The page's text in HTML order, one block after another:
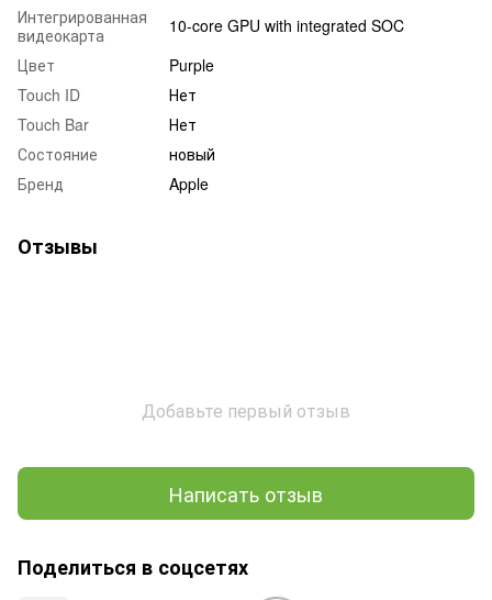
Интегрированная
видеокарта
10-core GPU with integrated SOC
Цвет
Purple
Touch ID
Нет
Touch Bar
Нет
Состояние
новый
Бренд
Apple
Отзывы
Добавьте первый отзыв
Написать отзыв
Поделиться в соцсетях